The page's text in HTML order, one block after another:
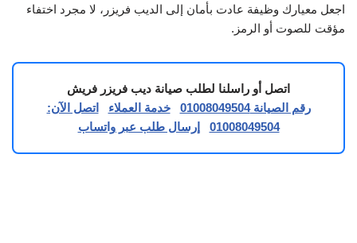
اجعل معيارك وظيفة عادت بأمان إلى الديب فريزر، لا مجرد اختفاء
مؤقت للصوت أو الرمز.
اتصل أو راسلنا لطلب صيانة ديب فريزر فريش
رقم الصيانة 01008049504
خدمة العملاء
اتصل الآن:
01008049504
إرسال طلب عبر واتساب